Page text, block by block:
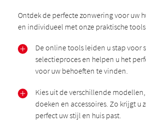
Ontdek de perfecte zonwering voor uw
en individueel met onze praktische
De online tools leiden u stap voor
selectieproces en helpen u het
voor uw behoeften te vinden.
Kies uit de verschillende
doeken en accessoires. Zo krijgt u
perfect uw stijl en huis past.